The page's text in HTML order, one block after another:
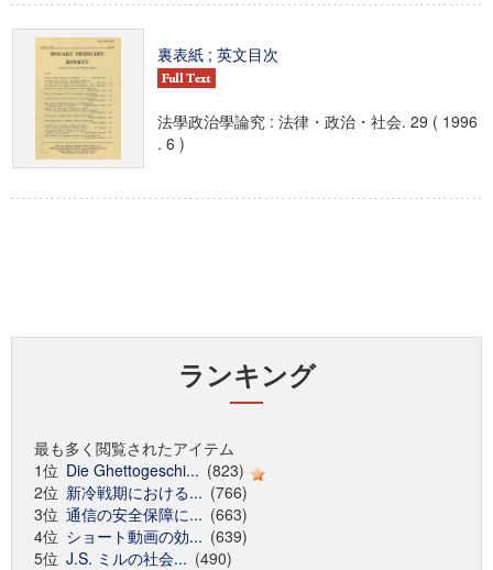
裏表紙 ; 英文目次
法學政治學論究 : 法律・政治・社会. 29 ( 1996
. 6 )
ランキング
最も多く閲覧されたアイテム
1位 Die Ghettogeschi... (823)
2位 新冷戦期における... (766)
3位 通信の安全保障に... (663)
4位 ショート動画の効... (639)
5位 J.S. ミルの社会... (490)